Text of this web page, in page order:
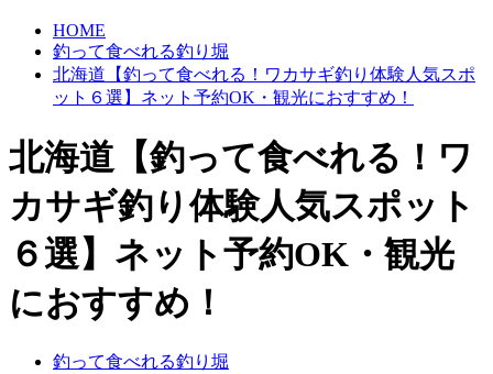
HOME
釣って食べれる釣り堀
北海道【釣って食べれる！ワカサギ釣り体験人気スポ
ット６選】ネット予約OK・観光におすすめ！
北海道【釣って食べれる！ワ
カサギ釣り体験人気スポット
６選】ネット予約OK・観光
におすすめ！
釣って食べれる釣り堀